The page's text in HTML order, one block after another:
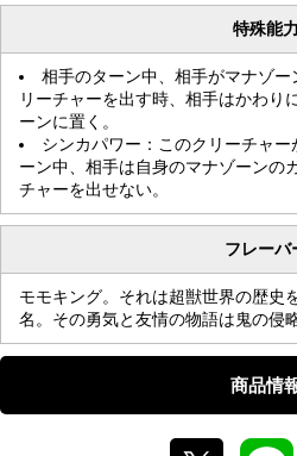
特殊能力
相手のターン中、相手がマナゾ
リーチャーを出す時、相手はかわり
ーンに置く。
シンカパワー：このクリーチャ
ーン中、相手は自身のマナゾーンの
チャーを出せない。
フレーバ
モモキング。それは超獣世界の歴史
名。その勇気と友情の物語は鬼の侵
商品情